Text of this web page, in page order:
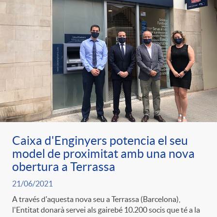
r
o
C
a
t
e
n
g
u
t
s
Caixa d'Enginyers potencia el seu
model de proximitat amb una nova
obertura a Terrassa
21/06/2021
A través d'aquesta nova seu a Terrassa (Barcelona),
l'Entitat donarà servei als gairebé 10.200 socis que té a la